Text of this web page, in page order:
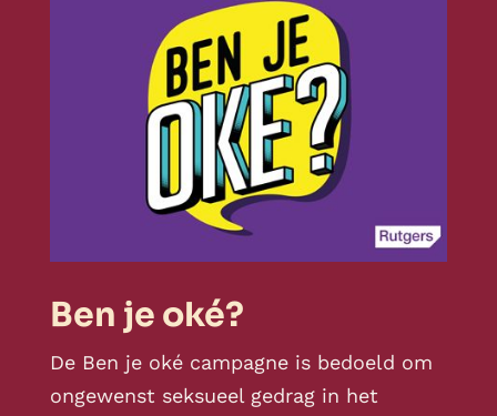
Ben je oké?
De Ben je oké campagne is bedoeld om
ongewenst seksueel gedrag in het